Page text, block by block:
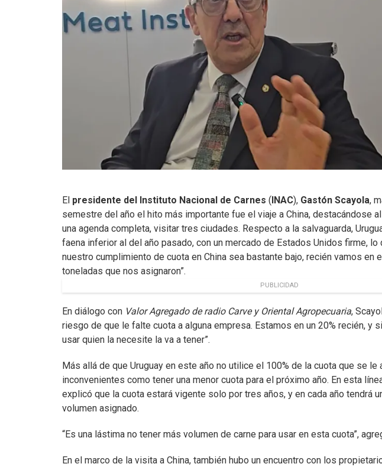
El presidente del Instituto Nacional de Carnes (INAC), Gastón Scayola,
semestre del año el hito más importante fue el viaje a China, destacándose
una agenda completa, visitar tres ciudades. Respecto a la salvaguarda,
faena inferior al del año pasado, con un mercado de Estados Unidos firme, lo
nuestro cumplimiento de cuota en China sea bastante bajo, recién vamos en
toneladas que nos asignaron”.
PUBLICIDAD
En diálogo con Valor Agregado de radio Carve y Oriental Agropecuaria,
riesgo de que le falte cuota a alguna empresa. Estamos en un 20% recién, y
usar quien la necesite la va a tener”.
Más allá de que Uruguay en este año no utilice el 100% de la cuota que se le
inconvenientes como tener una menor cuota para el próximo año. En esta
explicó que la cuota estará vigente solo por tres años, y en cada año tendrá
volumen asignado.
“Es una lástima no tener más volumen de carne para usar en esta cuota”,
En el marco de la visita a China, también hubo un encuentro con los